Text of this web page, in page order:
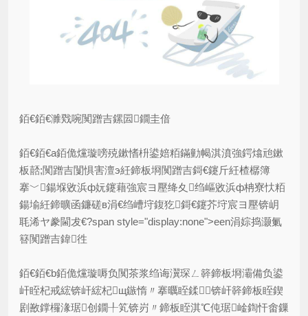
銆€銆€濉戣啘闃蹭吉鏍囩鐗圭偣
銆€銆€a銆佹爣璇嗙殑鏉愭枡鍙婄粨鏋勭幆淇濆強鍔熻兘鏉
板嚭;闃蹭吉闅惧害澶э紝鍗板埛闃蹭吉鎶€鑳斤紝楂樼簿
搴﹀鍚堢敓浜ф妧鑳藉強宸ヨ壓绛夊绉嶇敓浜ф柟寮忕粨
鍚堬紝鍗曠函鐮磋в涓€绉嶆垨鍑犵鎶€鑳芥垨宸ヨ壓锛岄
毦浠ヤ豢閫犮€?span style="display:none">een涓婃捣灏氭
簮闃蹭吉鍏徃
銆€銆€b銆佹爣璇嗕负闃茶浆绉诲瀷琛ㄥ簳鍗板埛灞備负鍙
屽眰杞戒綋锛屽綋杞щ鏃惰〃搴曞眰鍒锛屽簳鍗板眰鍥
剧敾鐣欏湪琚创鐗╀笂锛岃〃鍗板眰淇℃伅琚崯鍧忓畬鏁